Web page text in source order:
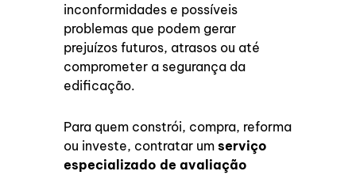
inconformidades e possíveis
problemas que podem gerar
prejuízos futuros, atrasos ou até
comprometer a segurança da
edificação.
Para quem constrói, compra, reforma
ou investe, contratar umserviço
especializado de avaliação